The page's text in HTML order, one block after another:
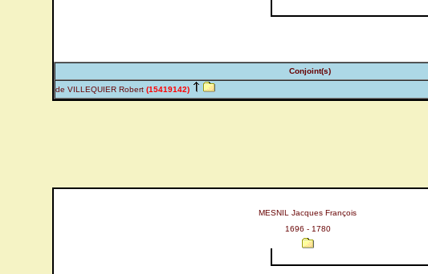
Conjoint(s)
de VILLEQUIER Robert (15419142)
MESNIL Jacques François
1696 - 1780